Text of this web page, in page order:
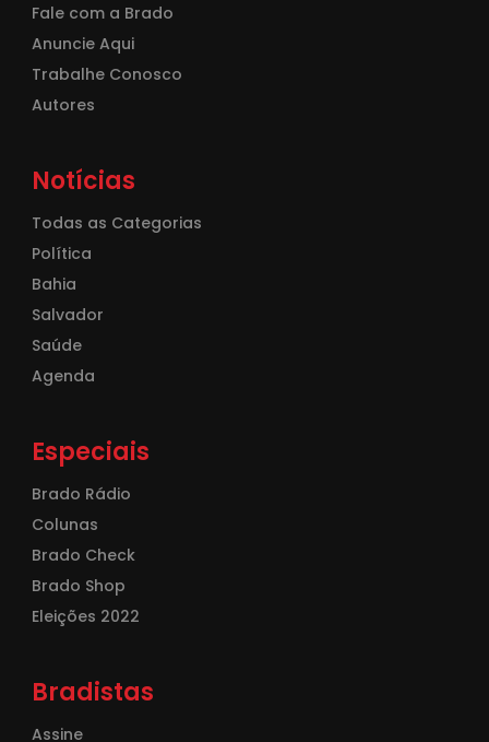
Fale com a Brado
Anuncie Aqui
Trabalhe Conosco
Autores
Notícias
Todas as Categorias
Política
Bahia
Salvador
Saúde
Agenda
Especiais
Brado Rádio
Colunas
Brado Check
Brado Shop
Eleições 2022
Bradistas
Assine